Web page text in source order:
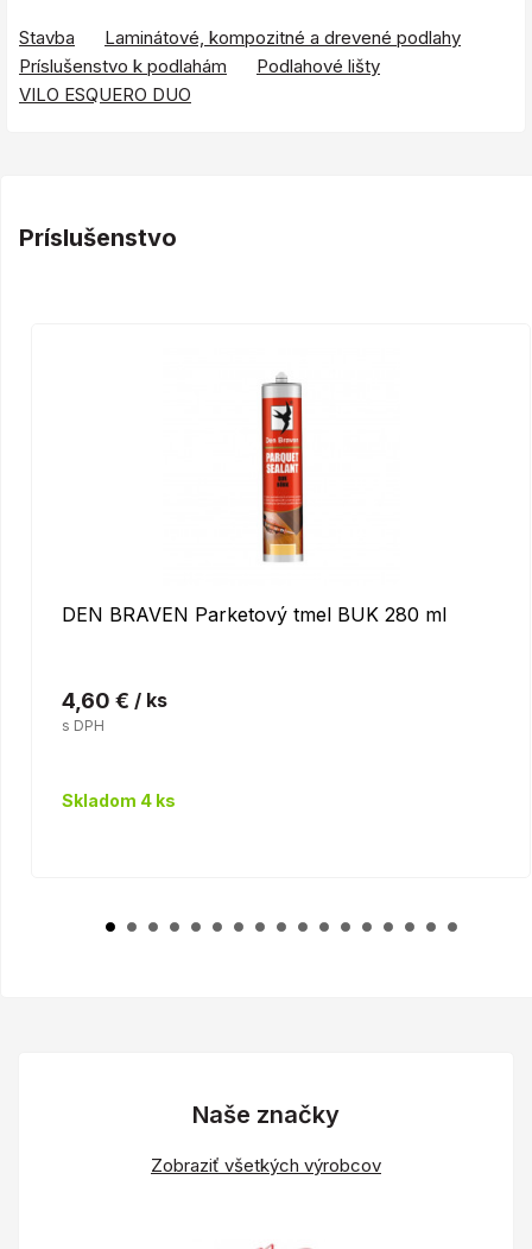
Stavba
Laminátové, kompozitné a drevené podlahy
Príslušenstvo k podlahám
Podlahové lišty
VILO ESQUERO DUO
Príslušenstvo
DEN BRAVEN Parketový tmel BUK 280 ml
4,60 € / ks
s DPH
Skladom 4 ks
Naše značky
Zobraziť všetkých výrobcov